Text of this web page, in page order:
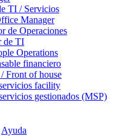
TI / Servicios
Manager
de Operaciones
de TI
Operations
financiero
Front of house
facility
gestionados (MSP)
Ayuda